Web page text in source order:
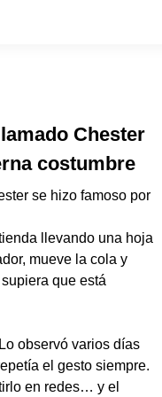
Chester
costumbre
se hizo famoso por
llevando una hoja
mueve la cola y
que está
observó varios días
el gesto siempre.
en redes… y el